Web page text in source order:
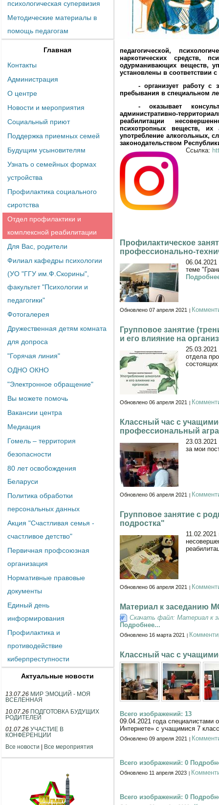
психологическая супервизия
Методические материалы в
помощь педагогам
Главная
Контакты
Администрация
О центре
Новости и мероприятия
Социальный приют
Поддержка приемных семей
Будущим усыновителям
Узнать о семейных формах
устройства
Профилактика социального
сиротства
Отдел профилактики и
комплексной реабилитации
Для Вас, родители
Филиал кафедры психологии
(УО "ГГУ им.Ф.Скорины",
факультет "Психологии и
педагогики"
Фотогалерея
Дружественная детям комната
для допроса
"Горячая линия"
ОДНО ОКНО
"Электронное обращение"
Вы можете помочь
Вакансии центра
Медиация
Гомель – территория
безопасности
80 лет освобождения
Беларуси
Политика обработки
персональных данных
Акция "Счастливая семья -
счастливое детство"
Первичная профсоюзная
организация
Нормативные правовые
документы
Единый день
информирования
Профилактика и
противодействие
киберпреступности
Актуальные новости
13.07.26 МИР ЭМОЦИЙ - МОЯ
ВСЕЛЕННАЯ
10.07.26 ПОДГОТОВКА БУДУЩИХ
РОДИТЕЛЕЙ
01.07.26 УЧАСТИЕ В
КОНФЕРЕНЦИИ
Все новости
Все мероприятия
педагогической,
наркотических средств,
одурманивающих веществ,
установлены в соответствии
- организует работу с
пребывания в специальном
- оказывает
административно-
реабилитации
психотропных веществ, их
употребление алкогольных,
законодательством
Ссылка:
Профилактическое
профессионально-
теме
Обновлено 07 апреля 2021
Групповое занятие
и его влияние на
отдела
Обновлено 06 апреля 2021
Классный час с
профессиональный
23.03.2021
за мои
Обновлено 06 апреля 2021
Групповое занятие с
подростка"
Обновлено 06 апреля 2021
Материал к заседанию
Скачать файл: Материал к
Подробнее...
Обновлено 16 марта 2021
Классный час с
Всего изображений: 13
09.04.2021 года специалистами
Интернете» с учащимися 7
Обновлено 09 апреля 2021
Всего изображений: 0
Обновлено 11 апреля 2023
Всего изображений: 0